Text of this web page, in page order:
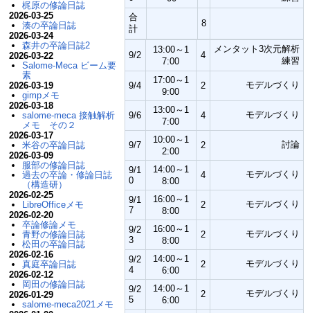
合
計
8
9/2
13:00～1
7:00
4
メンタット3次元解析
練習
9/4
17:00～1
9:00
2 モデルづくり
9/6
13:00～1
7:00
4 モデルづくり
9/7
10:00～1
2:00
2 討論
9/1
0
14:00～1
8:00
4 モデルづくり
9/1
7
16:00～1
8:00
2 モデルづくり
9/2
3
16:00～1
8:00
2 モデルづくり
9/2
4
14:00～1
6:00
2 モデルづくり
9/2
5
14:00～1
6:00
2 モデルづくり
梶原の修論日誌
2026-03-25
湊の卒論日誌
2026-03-24
森井の卒論日誌2
2026-03-22
Salome-Meca ビーム要
素
2026-03-19
gimpメモ
2026-03-18
salome-meca 接触解析
メモ その２
2026-03-17
米谷の卒論日誌
2026-03-09
服部の修論日誌
過去の卒論・修論日誌
（構造研）
2026-02-25
LibreOfficeメモ
2026-02-20
卒論修論メモ
青野の修論日誌
松田の卒論日誌
2026-02-16
真庭卒論日誌
2026-02-12
岡田の修論日誌
2026-01-29
salome-meca2021メモ